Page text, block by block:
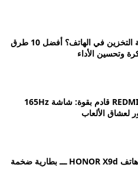
كيف أفرغ مساحة التخزين في الهاتف؟ أفضل 10 طرق
وتحسين الأداء
هاتف REDMI K90 Max قادم بقوة: شاشة 165Hz
لعشاق الألعاب
سعر ومواصفات هاتف HONOR X9d ـــ بطارية ضخمة